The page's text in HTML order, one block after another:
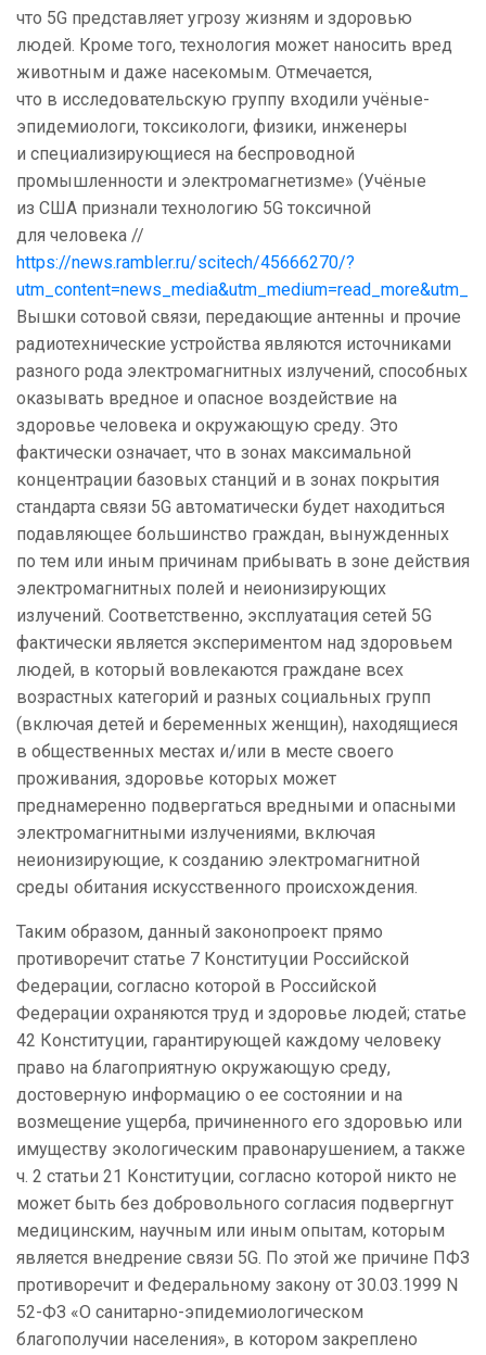
что 5G представляет угрозу жизням и здоровью
людей. Кроме того, технология может наносить вред
животным и даже насекомым. Отмечается,
что в исследовательскую группу входили учёные-
эпидемиологи, токсикологи, физики, инженеры
и специализирующиеся на беспроводной
промышленности и электромагнетизме» (Учёные
из США признали технологию 5G токсичной
для человека //
https://news.rambler.ru/scitech/45666270/?
Вышки сотовой связи, передающие антенны и прочие
радиотехнические устройства являются источниками
разного рода электромагнитных излучений, способных
оказывать вредное и опасное воздействие на
здоровье человека и окружающую среду. Это
фактически означает, что в зонах максимальной
концентрации базовых станций и в зонах покрытия
стандарта связи 5G автоматически будет находиться
подавляющее большинство граждан, вынужденных
по тем или иным причинам прибывать в зоне действия
электромагнитных полей и неионизирующих
излучений. Соответственно, эксплуатация сетей 5G
фактически является экспериментом над здоровьем
людей, в который вовлекаются граждане всех
возрастных категорий и разных социальных групп
(включая детей и беременных женщин), находящиеся
в общественных местах и/или в месте своего
проживания, здоровье которых может
преднамеренно подвергаться вредными и опасными
электромагнитными излучениями, включая
неионизирующие, к созданию электромагнитной
среды обитания искусственного происхождения.
Таким образом, данный законопроект прямо
противоречит статье 7 Конституции Российской
Федерации, согласно которой в Российской
Федерации охраняются труд и здоровье людей; статье
42 Конституции, гарантирующей каждому человеку
право на благоприятную окружающую среду,
достоверную информацию о ее состоянии и на
возмещение ущерба, причиненного его здоровью или
имуществу экологическим правонарушением, а также
ч. 2 статьи 21 Конституции, согласно которой никто не
может быть без добровольного согласия подвергнут
медицинским, научным или иным опытам, которым
является внедрение связи 5G. По этой же причине ПФЗ
противоречит и Федеральному закону от 30.03.1999 N
52-ФЗ «О санитарно-эпидемиологическом
благополучии населения», в котором закреплено